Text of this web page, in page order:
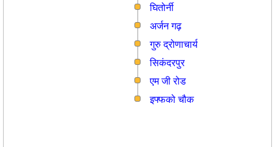
घितोर्नी
अर्जन गढ़
गुरु द्रोणाचार्य
सिकंदरपुर
एम जी रोड
इफ्फको चौक